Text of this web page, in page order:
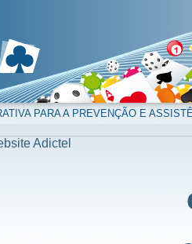
PARA A PREVENÇÃO E
Adictel